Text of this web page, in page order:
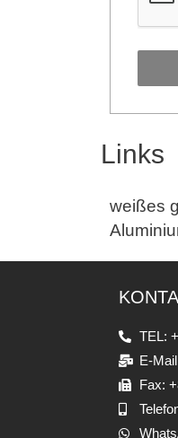
Links
weißes
TEL:
E-
Fax: